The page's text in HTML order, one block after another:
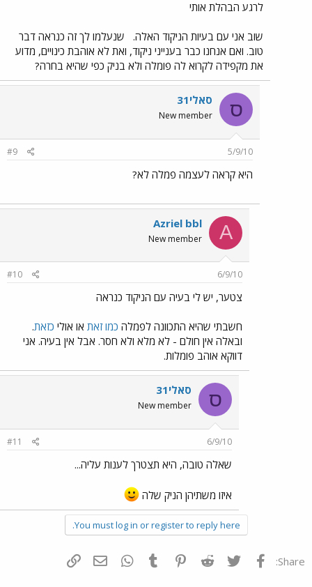
לרגע הבהלת אותי
שוב אני עם בעיות הניקוד האלה.
שנעלמו לך זה כנראה דבר
טוב. ואם אנחנו כבר בענייני ניקוד, ואת לא אוהבת כינויים, מדוע
את מקפידה לקרוא לה פומלה ולא בניק כפי שהיא בחרה?
ס סאלי31
New member
5/9/10
#9
היא קראה לעצמה פמלה לא?
A
Azriel bbl
New member
6/9/10
#10
צטער, יש לי בעיה עם הניקוד כנראה
חשבתי שהיא התכוונה לפמלה כמו זאת או אולי כזאת.
ובאלה אין חולם - לא מלא ולא חסר. אבל אין בעיה. אני
דווקא אוהב פומלות.
ס סאלי31
New member
6/9/10
#11
שאלה טובה, היא תצטרך לענות עליה...
איזו משתיהן הניק שלה
You must log in or register to reply here.
Share: פייסבוק Twitter
Reddit
Pinterest
Tumblr
WhatsAppדואר אלקטרוני